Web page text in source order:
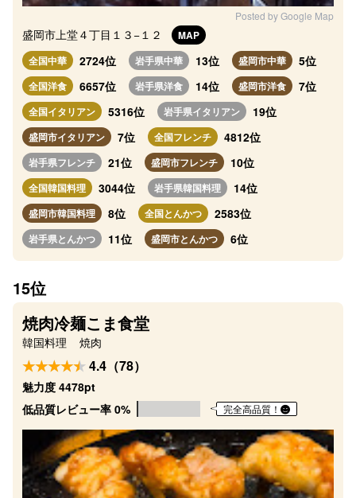
Posted by Google Map
盛岡市上堂４丁目１３−１２
MAP
全国中華
2724位 岩手県中華 13位 盛岡市中華 5位
全国洋食 6657位 岩手県洋食 14位 盛岡市洋食 7位
全国イタリアン 5316位 岩手県イタリアン 19位
盛岡市イタリアン 7位 全国フレンチ 4812位
岩手県フレンチ 21位 盛岡市フレンチ 10位
全国韓国料理 3044位 岩手県韓国料理 14位
盛岡市韓国料理 8位 全国とんかつ 2583位
岩手県とんかつ 11位 盛岡市とんかつ 6位
15位
焼肉冷麺こま食堂
韓国料理 焼肉
4.4（78）
魅力度 4478pt
低品質レビュー率 0%
完全高品質！